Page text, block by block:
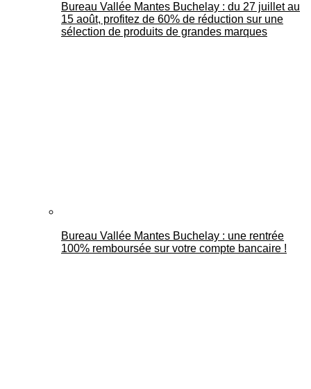
Bureau Vallée Mantes Buchelay : du 27 juillet au
15 août, profitez de 60% de réduction sur une
sélection de produits de grandes marques
Bureau Vallée Mantes Buchelay : une rentrée
100% remboursée sur votre compte bancaire !